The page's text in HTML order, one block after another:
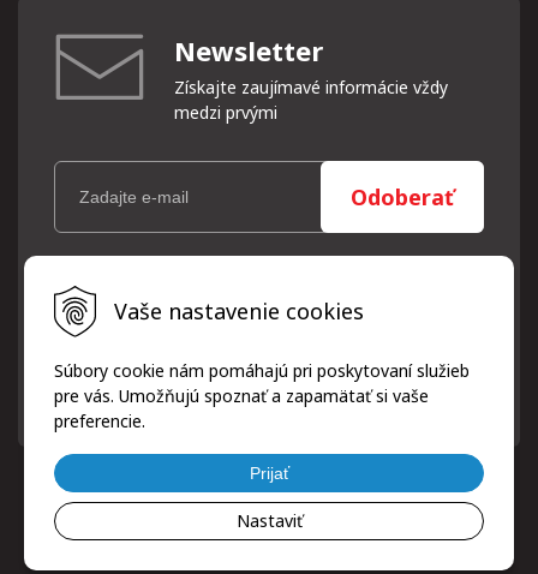
Vaše nastavenie cookies
Súbory cookie nám pomáhajú pri poskytovaní služieb
pre vás. Umožňujú spoznať a zapamätať si vaše
preferencie.
Prijať
Nastaviť
Newsletter
Získajte zaujímavé informácie vždy
medzi prvými
Odoberať
Vaše osobné údaje (email) budeme spracovávať len za týmto
účelom v súlade s platnou legislatívou a zásadami ochrany
osobných údajov. Súhlas potvrdíte kliknutím na odkaz, ktorý
písomne, emailom alebo kliknutím na odkaz z ktoréhokoľvek
informačného emailu.
© 2026 ProfiPneuServis!